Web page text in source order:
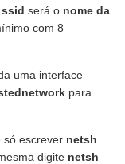
ssid será o nome da
com 8
uma interface
para
só escrever netsh
digite netsh